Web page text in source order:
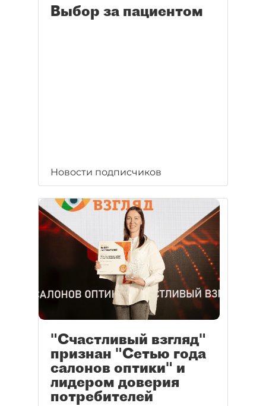
Выбор за пациентом
Новости подписчиков
"Счастливый взгляд"
признан "Сетью года
салонов оптики" и
лидером доверия
потребителей